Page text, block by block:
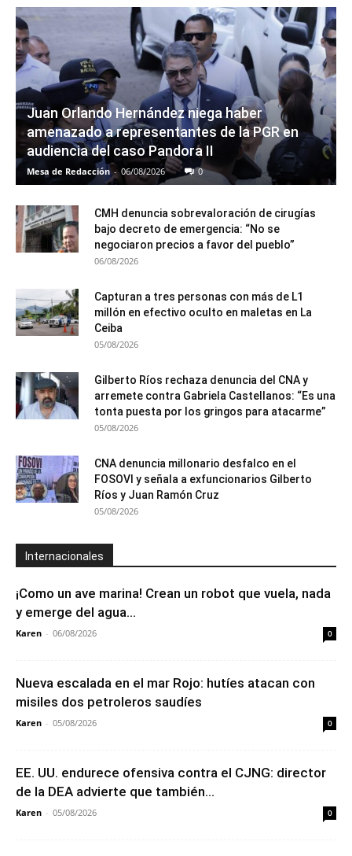
Juan Orlando Hernández niega haber
amenazado a representantes de la PGR en
audiencia del caso Pandora II
Mesa de Redacción - 06/08/2026 0
CMH denuncia sobrevaloración de cirugías
bajo decreto de emergencia: “No se
negociaron precios a favor del pueblo”
06/08/2026
Capturan a tres personas con más de L1
millón en efectivo oculto en maletas en La
Ceiba
05/08/2026
Gilberto Ríos rechaza denuncia del CNA y
arremete contra Gabriela Castellanos: “Es una
tonta puesta por los gringos para atacarme”
05/08/2026
CNA denuncia millonario desfalco en el
FOSOVI y señala a exfuncionarios Gilberto
Ríos y Juan Ramón Cruz
05/08/2026
Internacionales
¡Como un ave marina! Crean un robot que vuela, nada
y emerge del agua...
Karen - 06/08/2026 0
Nueva escalada en el mar Rojo: hutíes atacan con
misiles dos petroleros saudíes
Karen - 05/08/2026 0
EE. UU. endurece ofensiva contra el CJNG: director
de la DEA advierte que también...
Karen - 05/08/2026 0